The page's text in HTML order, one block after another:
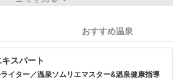
おすすめ温泉
スパート
ライター／温泉ソムリエマスター&温泉健康指導